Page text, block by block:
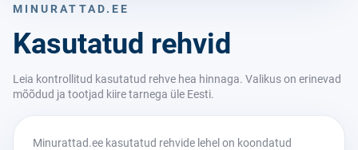
MINURATTAD.EE
Kasutatud rehvid
Leia kontrollitud kasutatud rehve hea hinnaga. Valikus on erinevad
mõõdud ja tootjad kiire tarnega üle Eesti.
Minurattad.ee kasutatud rehvide lehel on koondatud